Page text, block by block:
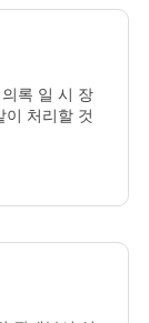
록 일 시 장
이 처리할 것